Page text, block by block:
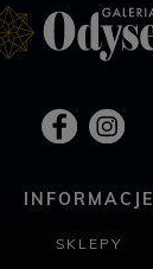
INFORMACJE
SKLEPY